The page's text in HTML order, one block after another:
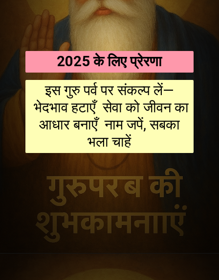
2025 के लिए प्रेरणा
इस गुरु पर्व पर संकल्प लें—
भेदभाव हटाएँ सेवा को जीवन का
आधार बनाएँ नाम जपें, सबका
भला चाहें